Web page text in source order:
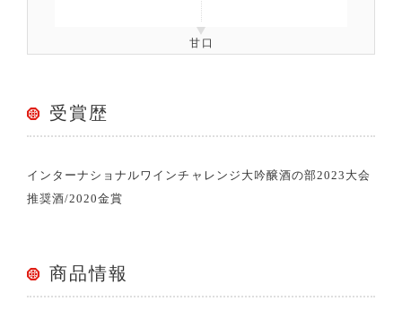
甘口
受賞歴
インターナショナルワインチャレンジ大吟醸酒の部2023大会
推奨酒/2020金賞
商品情報